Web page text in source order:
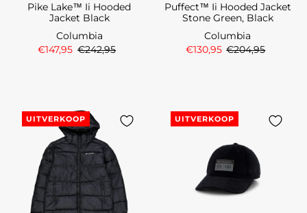
Pike Lake™ Ii Hooded
Jacket Black
Columbia
€147,95 €242,95
Puffect™ Ii Hooded Jacket
Stone Green, Black
Columbia
€130,95 €204,95
UITVERKOOP UITVERKOOP